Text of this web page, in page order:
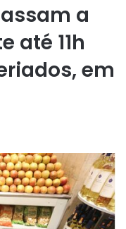
a
até 11h
em